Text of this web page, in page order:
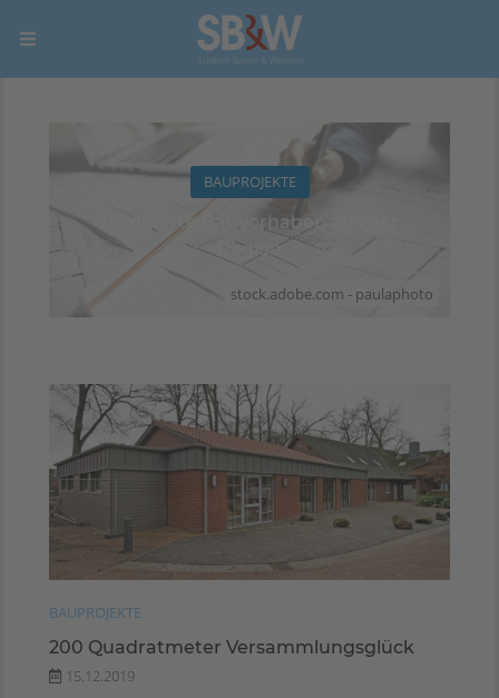
stock.adobe.com - paulaphoto
BAUPROJEKTE
Realisierte Bauvorhaben aus der
Region
BAUPROJEKTE
200 Quadratmeter Versammlungsglück
15.12.2019